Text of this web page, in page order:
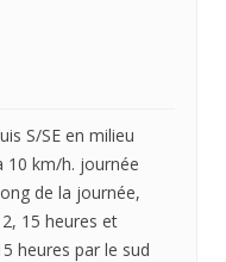
S/SE en milieu
10 km/h. journée
de la journée,
15 heures et
heures par le sud